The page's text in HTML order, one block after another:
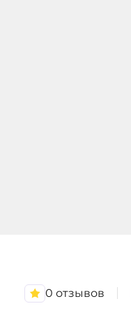
0 отзывов